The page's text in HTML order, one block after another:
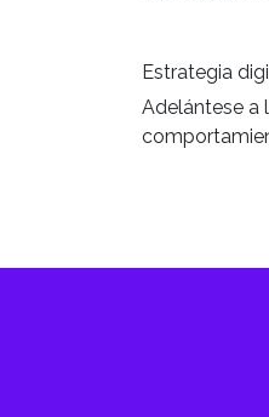
Estrategia
Adelántese a